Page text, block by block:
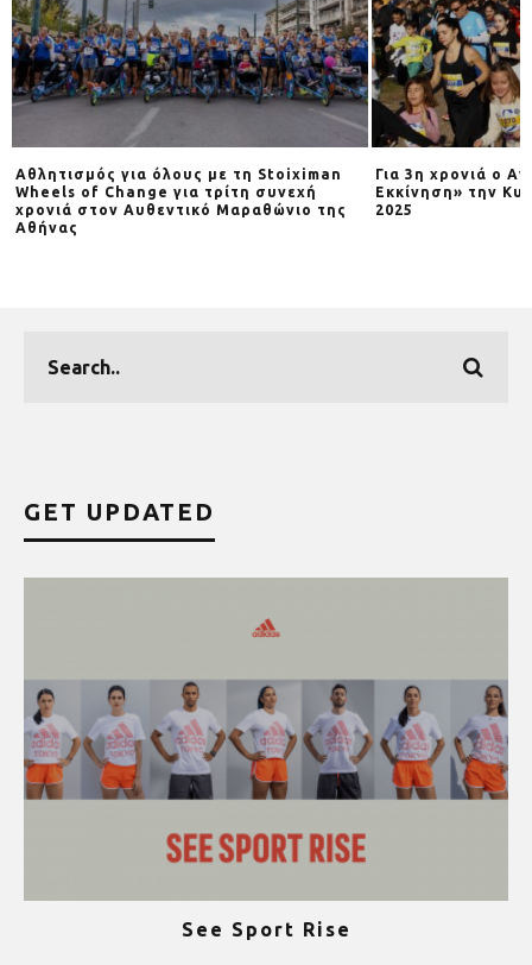
Αθλητισμός για όλους με τη Stoiximan
Wheels of Change για τρίτη συνεχή
χρονιά στον Αυθεντικό Μαραθώνιο της
Αθήνας
Για 3η χρονιά o
Εκκίνηση» την
2025
GET UPDATED
See Sport Rise